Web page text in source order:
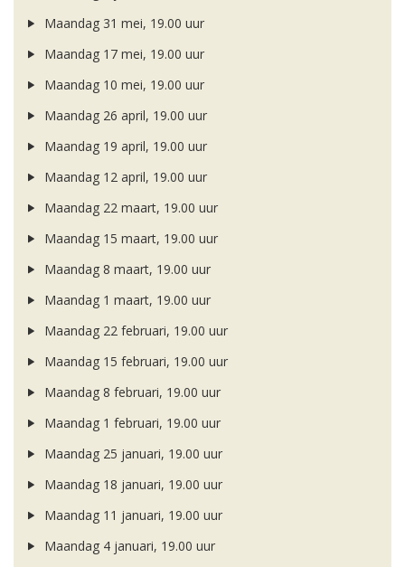
Maandag 31 mei, 19.00 uur
Maandag 17 mei, 19.00 uur
Maandag 10 mei, 19.00 uur
Maandag 26 april, 19.00 uur
Maandag 19 april, 19.00 uur
Maandag 12 april, 19.00 uur
Maandag 22 maart, 19.00 uur
Maandag 15 maart, 19.00 uur
Maandag 8 maart, 19.00 uur
Maandag 1 maart, 19.00 uur
Maandag 22 februari, 19.00 uur
Maandag 15 februari, 19.00 uur
Maandag 8 februari, 19.00 uur
Maandag 1 februari, 19.00 uur
Maandag 25 januari, 19.00 uur
Maandag 18 januari, 19.00 uur
Maandag 11 januari, 19.00 uur
Maandag 4 januari, 19.00 uur